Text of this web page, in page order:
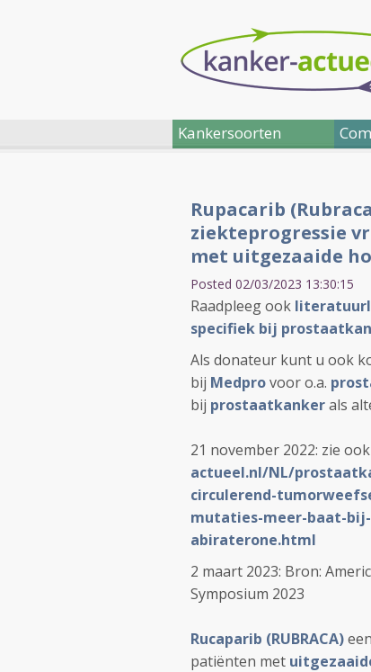
Kankersoorten
Rupacarib
ziekteprogressie
met uitgezaaide
Posted 02/03/2023 13:30:15
Raadpleeg ook
specifiek bij
Als donateur kunt u ook
bij Medprovoor o.a.
bij prostaatkankerals
21 november 2022: zie
actueel.nl/NL/
circulerend-
mutaties-meer-baat-
abiraterone.html
2 maart 2023: Bron:
Symposium 2023
Rucaparib (RUBRACA)
patiënten met